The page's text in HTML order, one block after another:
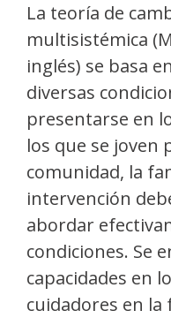
La teoría de
multisistémica
inglés) se basa
diversas
presentarse en
los que se joven
comunidad, la
intervención
abordar
condiciones. Se
capacidades en
cuidadores en